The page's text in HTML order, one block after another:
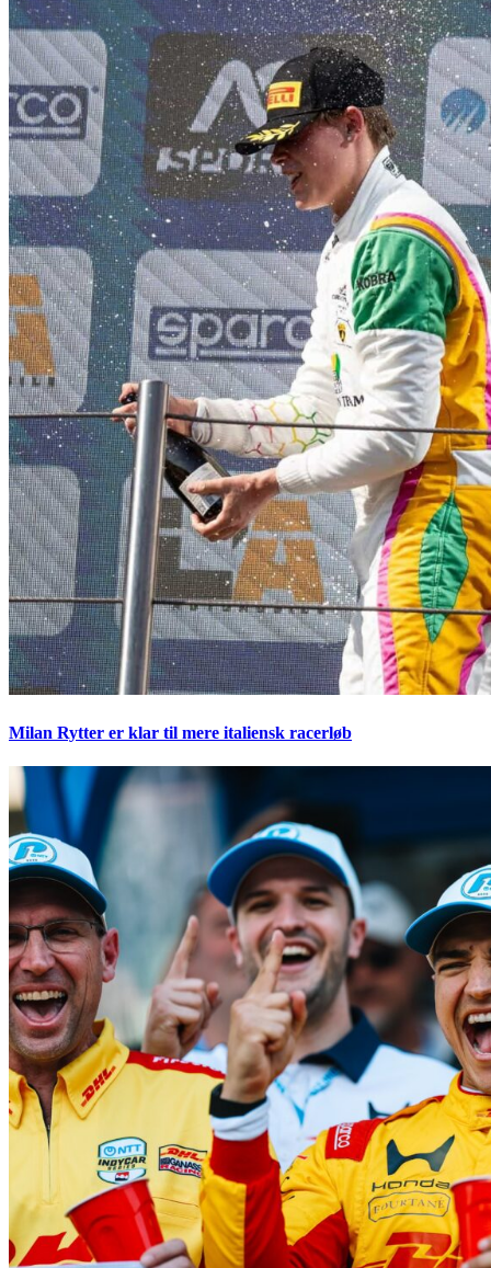
Milan Rytter er klar til mere italiensk racerløb